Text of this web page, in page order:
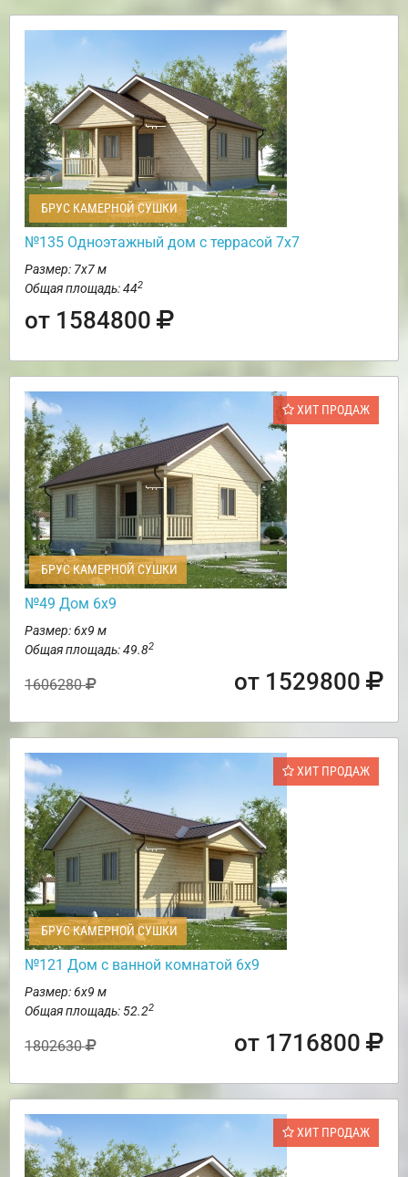
БРУС КАМЕРНОЙ СУШКИ
№135 Одноэтажный дом с террасой 7х7
Размер: 7х7 м
Общая площадь: 442
от 1584800
ХИТ ПРОДАЖ
БРУС КАМЕРНОЙ СУШКИ
№49 Дом 6х9
Размер: 6х9 м
Общая площадь: 49.82
1606280 от 1529800
ХИТ ПРОДАЖ
БРУС КАМЕРНОЙ СУШКИ
№121 Дом с ванной комнатой 6х9
Размер: 6х9 м
Общая площадь: 52.22
1802630 от 1716800
ХИТ ПРОДАЖ